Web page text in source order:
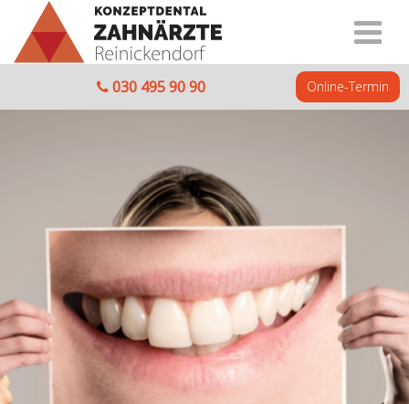
030 495 90 90 Online-Termin